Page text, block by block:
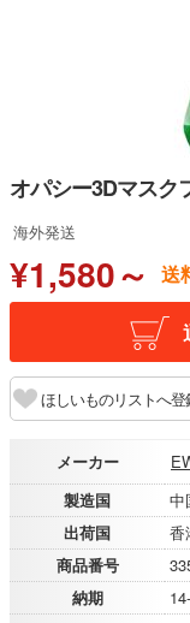
オパシー3Dマスク
海外発送
¥1,580～ 送
ほしいものリストへ登
メーカー
製造国
中
出荷国
香
商品番号
納期